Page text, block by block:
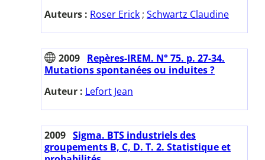
Auteurs : Roser Erick ; Schwartz Claudine
2009 Repères-IREM. N° 75. p. 27-34.
Mutations spontanées ou induites ?
Auteur : Lefort Jean
2009 Sigma. BTS industriels des
groupements B, C, D. T. 2. Statistique et